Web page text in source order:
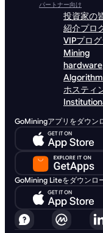
パートナー向け
投資家の
紹介プロ
VIPプロ
Mining
hardware
ホスティ
GoMiningアプリをダウン
GoMining Liteをダウンロ